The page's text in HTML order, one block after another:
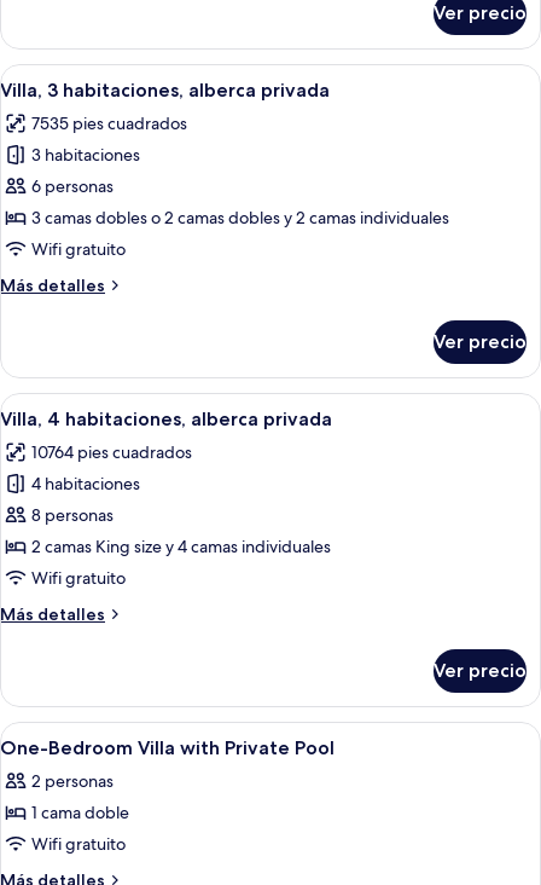
2
habitaciones,
alberca
Ver precio
Abrir
todas
las
fotos
de
Villa,
3
alberca
Un área junto a la piscina con sillas
12
Villa, 3 habitaciones, alberca privada
7535 pies cuadrados
3 habitaciones
6 personas
3 camas dobles o 2 camas dobles y 2 camas individuales
Wifi gratuito
Más detalles
Más
3
habitaciones,
alberca
Ver precio
Abrir
todas
las
fotos
de
Villa,
4
alberca
Un área junto a la piscina con
16
Villa, 4 habitaciones, alberca privada
10764 pies cuadrados
4 habitaciones
8 personas
2 camas King size y 4 camas individuales
Wifi gratuito
Más detalles
Más
4
habitaciones,
alberca
Ver precio
Abrir
todas
las
fotos
de
One-
Zona junto a la piscina con piscina,
2
One-Bedroom Villa with Private Pool
2 personas
1 cama doble
Wifi gratuito
Más detalles
Más